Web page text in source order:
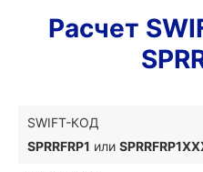
Расчет
SWIFT-КОД
SPRRFRP1 или